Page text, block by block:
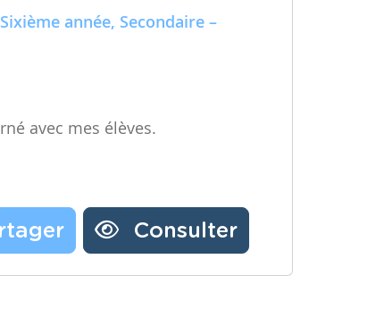
année, Secondaire –
avec mes élèves.
Consulter